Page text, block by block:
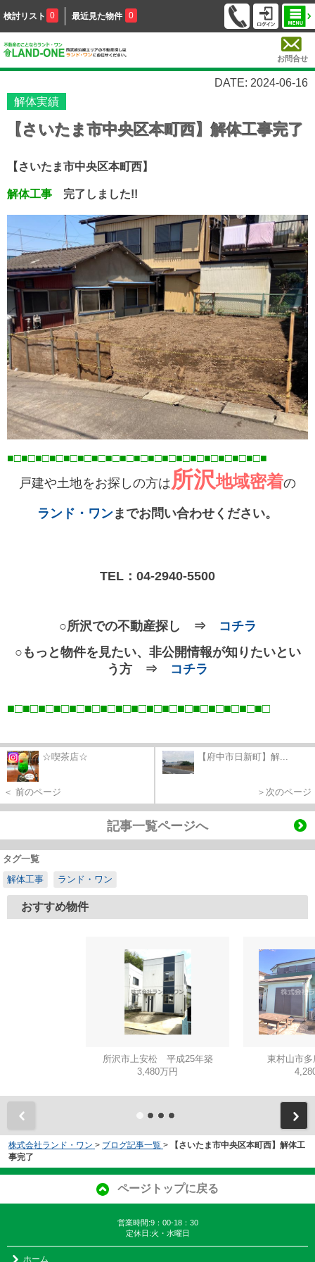
検討リスト 0 最近見た物件 0
お問合せ
DATE: 2024-06-16
解体実績
【さいたま市中央区本町西】解体工事完了
【さいたま市中央区本町西】
解体工事 完了しました!!
■□■□■□■□■□■□■□■□■□■□■□■□■□■□■□■□■□■□■
戸建や土地をお探しの方は 所沢地域密着の
ランド・ワンまでお問い合わせください。
TEL： 04-2940-5500
○所沢での不動産探し ⇒
コチラ
○もっと物件を見たい、非公開情報が知りたいとい
う方 ⇒
コチラ
■□■□■□■□■□■□■□■□■□■□■□■□■□■□■□■□■□
☆喫茶店☆
＜ 前のページ
【府中市日新町】解...
＞次のページ
記事一覧ページへ
タグ一覧
解体工事
ランド・ワン
おすすめ物件
所沢市上安松 平成25年築
3,480万円
東村山市
株式会社ランド・ワン > ブログ記事一覧 >
【さいたま市中央区本町西】解体工
事完了
ページトップに戻る
営業時間:9：00-18：30
定休日:火・水曜日
ホーム